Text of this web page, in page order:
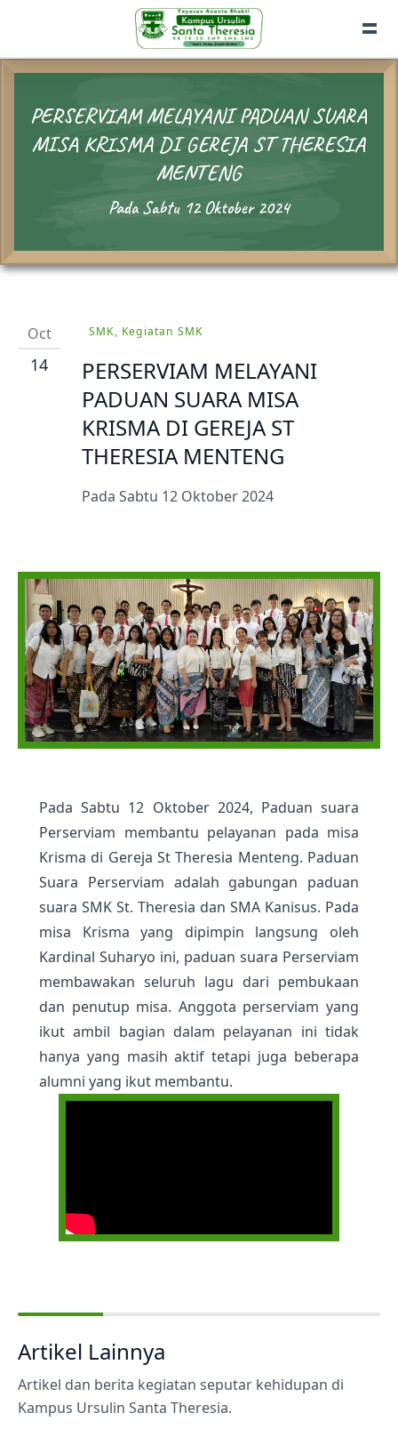
PERSERVIAM MELAYANI PADUAN SUARA
MISA KRISMA DI GEREJA ST THERESIA
MENTENG
Pada Sabtu 12 Oktober 2024
Oct
14
SMK, Kegiatan SMK
PERSERVIAM MELAYANI
PADUAN SUARA MISA
KRISMA DI GEREJA ST
THERESIA MENTENG
Pada Sabtu 12 Oktober 2024
Pada Sabtu 12 Oktober 2024, Paduan suara
Perserviam membantu pelayanan pada misa
Krisma di Gereja St Theresia Menteng. Paduan
Suara Perserviam adalah gabungan paduan
suara SMK St. Theresia dan SMA Kanisus. Pada
misa Krisma yang dipimpin langsung oleh
Kardinal Suharyo ini, paduan suara Perserviam
membawakan seluruh lagu dari pembukaan
dan penutup misa. Anggota perserviam yang
ikut ambil bagian dalam pelayanan ini tidak
hanya yang masih aktif tetapi juga beberapa
alumni yang ikut membantu.
Artikel Lainnya
Artikel dan berita kegiatan seputar kehidupan di
Kampus Ursulin Santa Theresia.